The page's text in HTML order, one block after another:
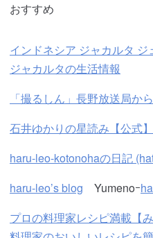
おすすめ
インドネシア ジャカルタ
ジャカルタの生活情報
「撮るしん」長野放送局か
石井ゆかりの星読み【公式】
haru-leo-kotonohaの日記
haru-leo’s blog Yumenoｰ
プロの料理家レシピ満載【